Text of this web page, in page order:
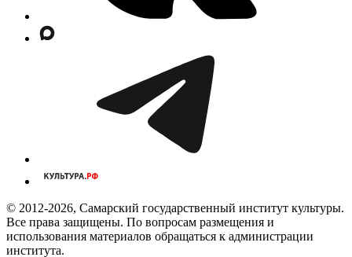
© 2012-2026, Самарский государственный институт культуры.
Все права защищены. По вопросам размещения и
использования материалов обращаться к администрации
института.